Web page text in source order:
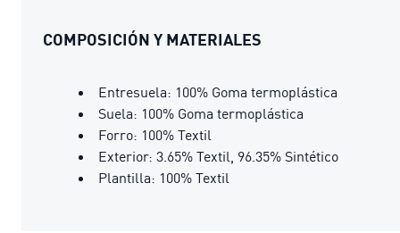
COMPOSICIÓN Y MATERIALES
Entresuela: 100% Goma termoplástica
Suela: 100% Goma termoplástica
Forro: 100% Textil
Exterior: 3.65% Textil, 96.35% Sintético
Plantilla: 100% Textil